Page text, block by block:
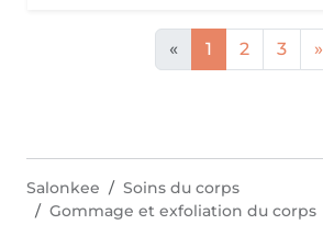
« 1 2 3 »
Salonkee
Soins du corps
Gommage et exfoliation du corps